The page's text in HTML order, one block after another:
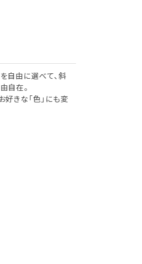
自由に選べて、斜
自在。
きな「色」にも変